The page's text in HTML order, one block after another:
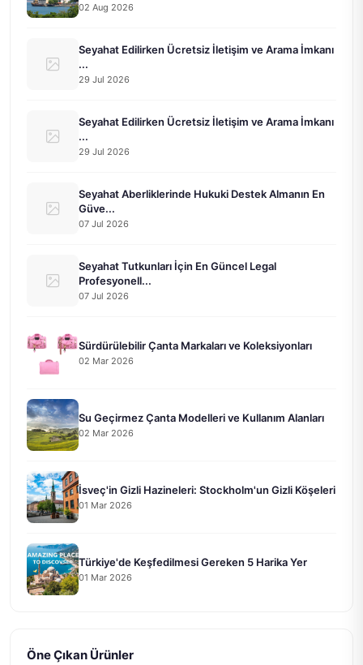
02 Aug 2026
Seyahat Edilirken Ücretsiz İletişim ve Arama İmkanı
...
29 Jul 2026
Seyahat Edilirken Ücretsiz İletişim ve Arama İmkanı
...
29 Jul 2026
Seyahat Aberliklerinde Hukuki Destek Almanın En
Güve...
07 Jul 2026
Seyahat Tutkunları İçin En Güncel Legal
Profesyonell...
07 Jul 2026
Sürdürülebilir Çanta Markaları ve Koleksiyonları
02 Mar 2026
Su Geçirmez Çanta Modelleri ve Kullanım Alanları
02 Mar 2026
İsveç'in Gizli Hazineleri: Stockholm'un Gizli Köşeleri
01 Mar 2026
Türkiye'de Keşfedilmesi Gereken 5 Harika Yer
01 Mar 2026
Öne Çıkan Ürünler